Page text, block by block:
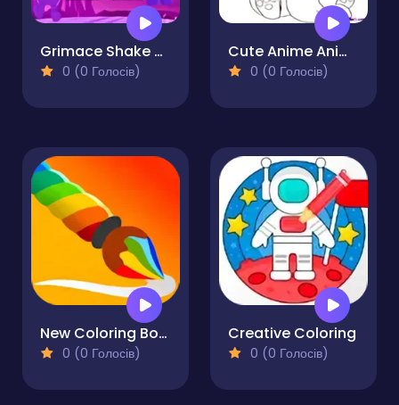
Grimace Shake Coloring
0 (0 Голосів)
Cute Anime Animals Coloring Pages
0 (0 Голосів)
New Coloring Book
0 (0 Голосів)
Creative Coloring
0 (0 Голосів)